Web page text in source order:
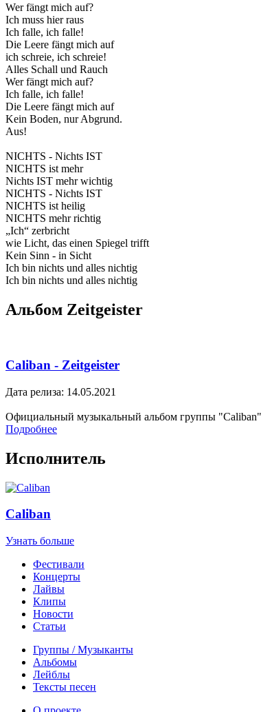
Wer fängt mich auf?
Ich muss hier raus
Ich falle, ich falle!
Die Leere fängt mich auf
ich schreie, ich schreie!
Alles Schall und Rauch
Wer fängt mich auf?
Ich falle, ich falle!
Die Leere fängt mich auf
Kein Boden, nur Abgrund.
Aus!
NICHTS - Nichts IST
NICHTS ist mehr
Nichts IST mehr wichtig
NICHTS - Nichts IST
NICHTS ist heilig
NICHTS mehr richtig
„Ich“ zerbricht
wie Licht, das einen Spiegel trifft
Kein Sinn - in Sicht
Ich bin nichts und alles nichtig
Ich bin nichts und alles nichtig
Альбом Zeitgeister
Caliban - Zeitgeister
Дата релиза: 14.05.2021
Официальный музыкальный альбом группы "Caliban"
Подробнее
Исполнитель
Caliban
Узнать больше
Фестивали
Концерты
Лайвы
Клипы
Новости
Статьи
Группы / Музыканты
Альбомы
Лейблы
Тексты песен